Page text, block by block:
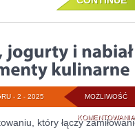
MOŻLIWOŚĆ
KOMENTOWANIA
- 2 - 2025
który łączy